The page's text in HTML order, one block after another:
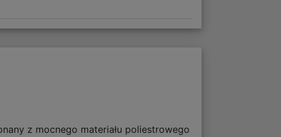
z mocnego materiału poliestrowego